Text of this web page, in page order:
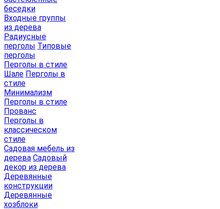
беседки
Входные группы
из дерева
Радиусные
перголы Типовые
перголы
Перголы в стиле
Шале Перголы в
стиле
Минимализм
Перголы в стиле
Прованс
Перголы в
классическом
стиле
Садовая мебель из
дерева Садовый
декор из дерева
Деревянные
конструкции
Деревянные
хозблоки